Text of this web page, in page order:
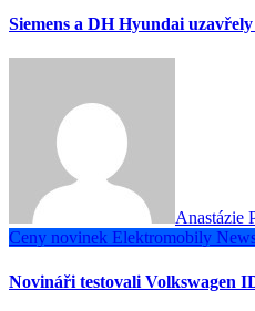
Siemens a DH Hyundai
Anastázie
Ceny novinek Elektromobily
Novináři testovali Volkswagen